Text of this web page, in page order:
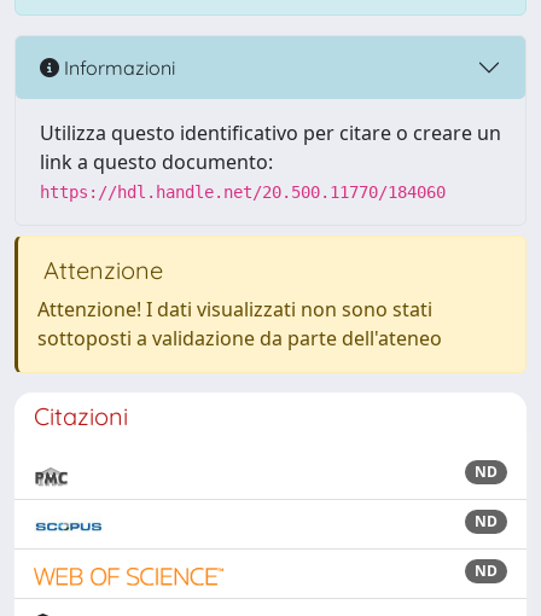
Informazioni
Utilizza questo identificativo per citare o creare un
link a questo documento:
https://hdl.handle.net/20.500.11770/184060
Attenzione
Attenzione! I dati visualizzati non sono stati
sottoposti a validazione da parte dell'ateneo
Citazioni
ND
ND
ND